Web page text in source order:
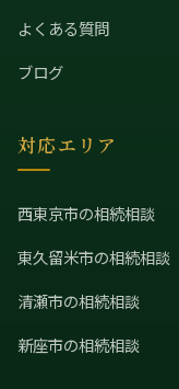
よくある質問
ブログ
対応エリア
西東京市の相続相談
東久留米市の相続相談
清瀬市の相続相談
新座市の相続相談